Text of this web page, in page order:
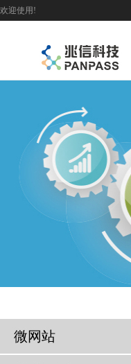
欢迎使用!
微网站